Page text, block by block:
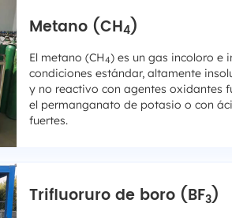
Metano (CH4)
El metano (CH4) es un gas incoloro e
condiciones estándar, altamente
y no reactivo con agentes oxidantes
el permanganato de potasio o con
fuertes.
Trifluoruro de boro (BF3)